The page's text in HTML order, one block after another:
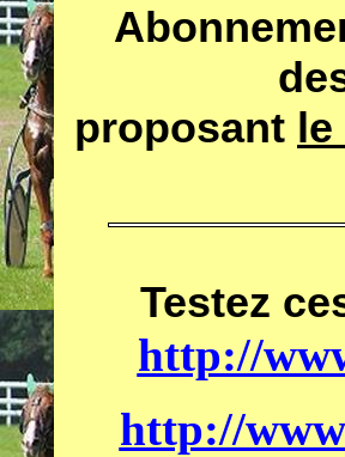
proposant le
Testez
http://
http://